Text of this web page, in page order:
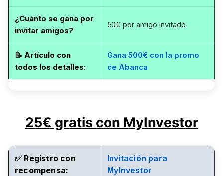
¿Cuánto se gana por
invitar amigos?
50€ por amigo invitado
📝 Artículo con
todos los detalles:
Gana 500€ con la promo
de Abanca
25€ gratis con MyInvestor
✅ Registro con
recompensa:
Invitación para
MyInvestor